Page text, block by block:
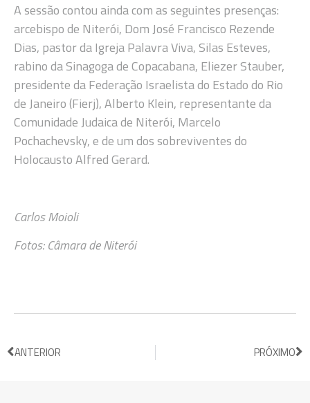
A sessão contou ainda com as seguintes presenças:
arcebispo de Niterói, Dom José Francisco Rezende
Dias, pastor da Igreja Palavra Viva, Silas Esteves,
rabino da Sinagoga de Copacabana, Eliezer Stauber,
presidente da Federação Israelista do Estado do Rio
de Janeiro (Fierj), Alberto Klein, representante da
Comunidade Judaica de Niterói, Marcelo
Pochachevsky, e de um dos sobreviventes do
Holocausto Alfred Gerard.
Carlos Moioli
Fotos: Câmara de Niterói
ANTERIOR PRÓXIMO